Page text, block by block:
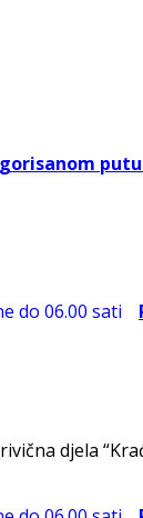
putu
djela